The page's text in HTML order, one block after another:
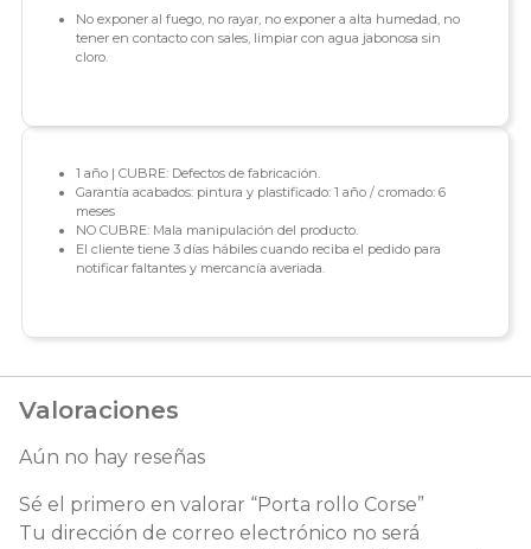
No exponer al fuego, no rayar, no exponer a alta humedad, no
tener en contacto con sales, limpiar con agua jabonosa sin
cloro.
1 año | CUBRE: Defectos de fabricación.
Garantía acabados: pintura y plastificado: 1 año / cromado: 6
meses
NO CUBRE: Mala manipulación del producto.
El cliente tiene 3 días hábiles cuando reciba el pedido para
notificar faltantes y mercancía averiada.
Valoraciones
Aún no hay reseñas
Sé el primero en valorar “Porta rollo Corse”
Tu dirección de correo electrónico no será